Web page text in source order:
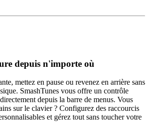
depuis n'importe où
mettez en pause ou revenez en arrière sans
SmashTunes vous offre un contrôle
depuis la barre de menus. Vous
sur le clavier ? Configurez des raccourcis
et gérez tout sans toucher votre